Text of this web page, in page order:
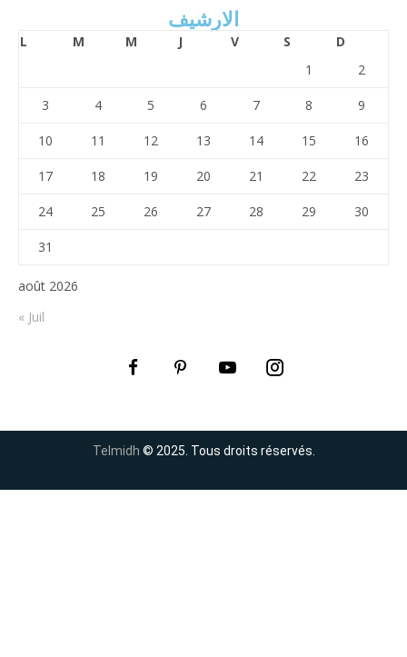
الارشيف
août 2026
L M M J V S
D
1
2
3 4 5 6 7 8 9
10 11 12 13 14 15 16
17 18 19 20 21 22 23
24 25 26 27 28 29 30
31
« Juil
Telmidh © 2025. Tous droits réservés.